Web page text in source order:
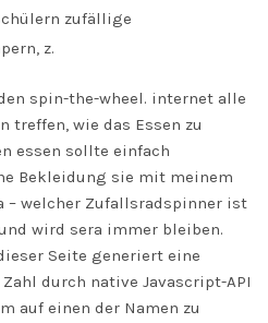
zufällige
z.
spin-the-wheel. internet alle
treffen, wie das Essen zu
essen sollte einfach
Bekleidung sie mit meinem
– welcher Zufallsradspinner ist
wird sera immer bleiben.
Seite generiert eine
durch native Javascript-API
auf einen der Namen zu